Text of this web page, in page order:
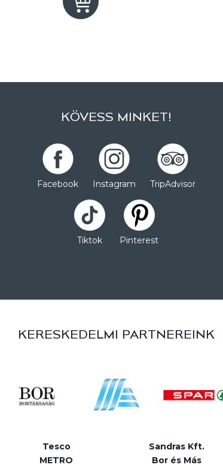
KÖVESS MINKET!
Facebook Instagram TripAdvisor
Tiktok Pinterest
KERESKEDELMI PARTNEREINK
Tesco
METRO
Sandras Kft.
Bor és Más